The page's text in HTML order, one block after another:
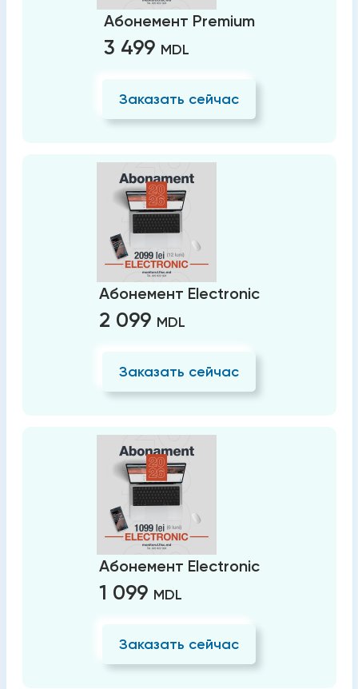
Абонемент Premium
3 499 MDL
Заказать сейчас
Абонемент Electronic
2 099 MDL
Заказать сейчас
Абонемент Electronic
1 099 MDL
Заказать сейчас